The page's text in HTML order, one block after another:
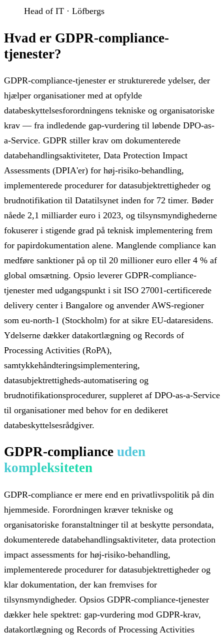
Head of IT · Löfbergs
Hvad er GDPR-compliance-
tjenester?
GDPR-compliance-tjenester er strukturerede ydelser, der
hjælper organisationer med at opfylde
databeskyttelsesforordningens tekniske og organisatoriske
krav — fra indledende gap-vurdering til løbende DPO-as-
a-Service. GDPR stiller krav om dokumenterede
databehandlingsaktiviteter, Data Protection Impact
Assessments (DPIA'er) for høj-risiko-behandling,
implementerede procedurer for datasubjektrettigheder og
brudnotifikation til Datatilsynet inden for 72 timer. Bøder
nåede 2,1 milliarder euro i 2023, og tilsynsmyndighederne
fokuserer i stigende grad på teknisk implementering frem
for papirdokumentation alene. Manglende compliance kan
medføre sanktioner på op til 20 millioner euro eller 4 % af
global omsætning. Opsio leverer GDPR-compliance-
tjenester med udgangspunkt i sit ISO 27001-certificerede
delivery center i Bangalore og anvender AWS-regioner
som eu-north-1 (Stockholm) for at sikre EU-dataresidens.
Ydelserne dækker datakortlægning og Records of
Processing Activities (RoPA),
samtykkehåndteringsimplementering,
datasubjektrettigheds-automatisering og
brudnotifikationsprocedurer, suppleret af DPO-as-a-Service
til organisationer med behov for en dedikeret
databeskyttelsesrådgiver.
GDPR-compliance uden
kompleksiteten
GDPR-compliance er mere end en privatlivspolitik på din
hjemmeside. Forordningen kræver tekniske og
organisatoriske foranstaltninger til at beskytte persondata,
dokumenterede databehandlingsaktiviteter, data protection
impact assessments for høj-risiko-behandling,
implementerede procedurer for datasubjektrettigheder og
klar dokumentation, der kan fremvises for
tilsynsmyndigheder. Opsios GDPR-compliance-tjenester
dækker hele spektret: gap-vurdering mod GDPR-krav,
datakortlægning og Records of Processing Activities